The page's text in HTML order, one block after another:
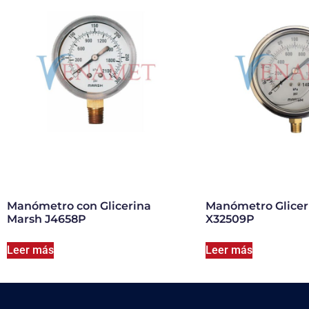
Manómetro con Glicerina
Marsh J4658P
Leer más
Manómetro
X32509P
Leer más